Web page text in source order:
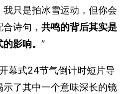
只是拍冰雪运动，但你会
合诗句，共鸣的背后其实是
的影响。”
幕式24节气倒计时短片导
了其中一个意味深长的镜